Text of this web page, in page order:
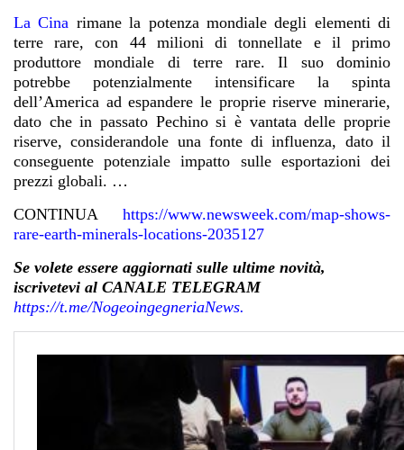
La Cina rimane la potenza mondiale degli elementi di
terre rare, con 44 milioni di tonnellate e il primo
produttore mondiale di terre rare. Il suo dominio
potrebbe potenzialmente intensificare la spinta
dell’America ad espandere le proprie riserve minerarie,
dato che in passato Pechino si è vantata delle proprie
riserve, considerandole una fonte di influenza, dato il
conseguente potenziale impatto sulle esportazioni dei
prezzi globali. …
CONTINUAhttps://www.newsweek.com/map-shows-
rare-earth-minerals-locations-2035127
Se volete essere aggiornati sulle ultime novità,
iscrivetevi al CANALE TELEGRAM
https://t.me/NogeoingegneriaNews.